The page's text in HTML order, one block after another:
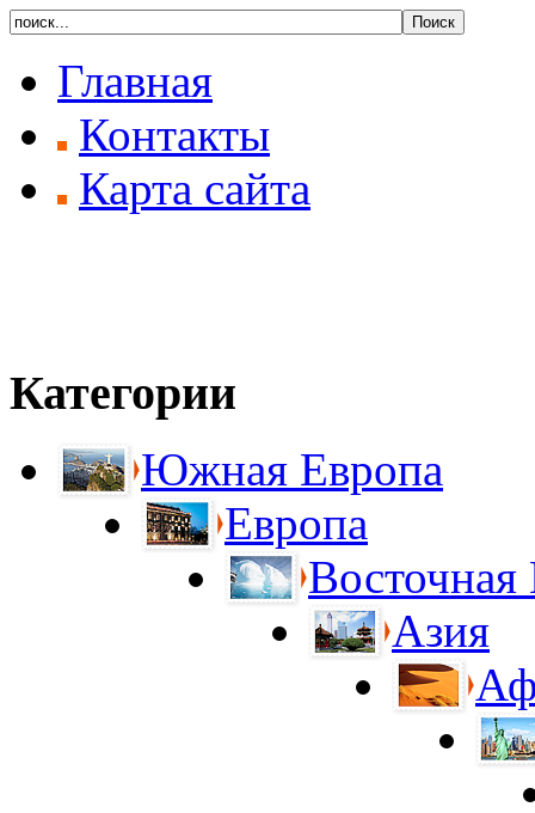
Главная
Контакты
Карта сайта
Категории
Южная Европа
Европа
Восточная
Азия